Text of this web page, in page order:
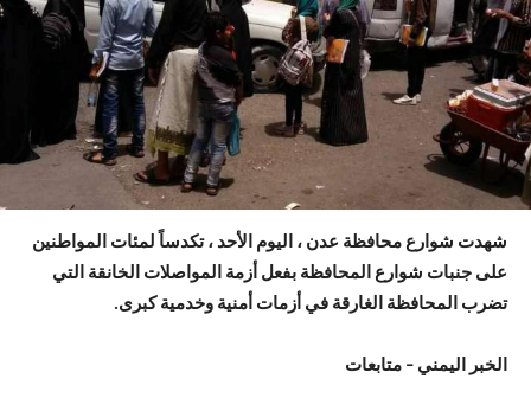
شهدت شوارع محافظة عدن ، اليوم الأحد ، تكدساً لمئات المواطنين
على جنبات شوارع المحافظة بفعل أزمة المواصلات الخانقة التي
تضرب المحافظة الغارقة في أزمات أمنية وخدمية كبرى.
الخبر اليمني – متابعات